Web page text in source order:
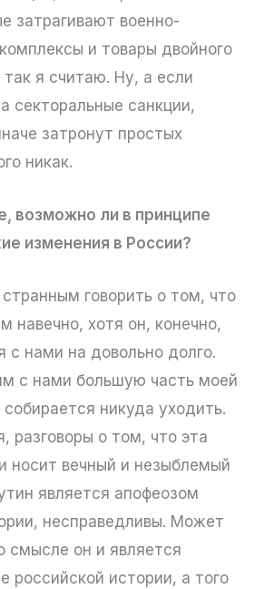
затрагивают военно-
и товары двойного
так я считаю. Ну, а если
секторальные санкции,
затронут простых
никак.
возможно ли в принципе
изменения в России?
говорить о том, что
навечно, хотя он, конечно,
нами на довольно долго.
с нами большую часть моей
никуда уходить.
разговоры о том, что эта
носит вечный и незыблемый
является апофеозом
несправедливы. Может
смысле он и является
российской истории, а того